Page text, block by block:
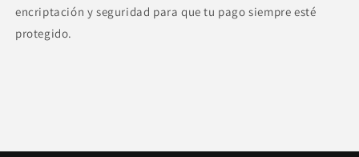
encriptación y seguridad para que tu pago siempre esté
protegido.